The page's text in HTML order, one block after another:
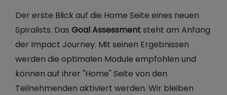
Der erste Blick auf die Home Seite eines neuen
Spiralists. Das Goal Assessmentsteht am Anfang
der Impact Journey. Mit seinen Ergebnissen
werden die optimalen Module empfohlen und
können auf ihrer "Home" Seite von den
Teilnehmenden aktiviert werden. Wir bleiben